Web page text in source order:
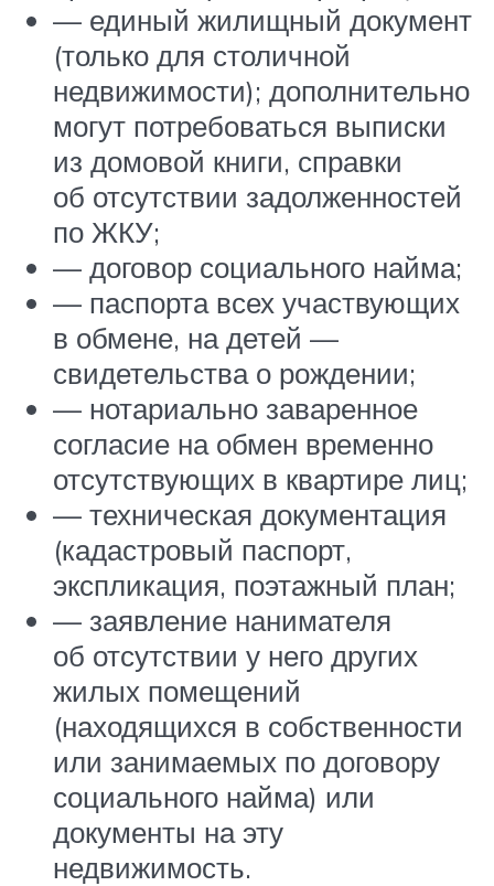
— единый жилищный документ
(только для столичной
недвижимости); дополнительно
могут потребоваться выписки
из домовой книги, справки
об отсутствии задолженностей
по ЖКУ;
— договор социального найма;
— паспорта всех участвующих
в обмене, на детей —
свидетельства о рождении;
— нотариально заваренное
согласие на обмен временно
отсутствующих в квартире лиц;
— техническая документация
(кадастровый паспорт,
экспликация, поэтажный план;
— заявление нанимателя
об отсутствии у него других
жилых помещений
(находящихся в собственности
или занимаемых по договору
социального найма) или
документы на эту
недвижимость.